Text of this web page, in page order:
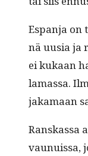
Espan­ja on
nä uusia ja
ei kukaan
lamas­sa.
jaka­maan
Ran­skas­sa
vaunuis­sa,